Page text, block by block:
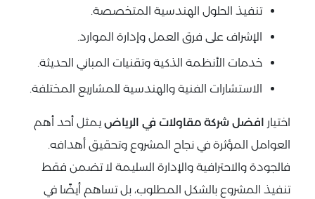
تنفيذ الحلول الهندسية المتخصصة.
الإشراف على فرق العمل وإدارة الموارد.
خدمات الأنظمة الذكية وتقنيات المباني الحديثة.
الاستشارات الفنية والهندسية للمشاريع المختلفة.
اختيار افضل شركة مقاولات في الرياض يمثل أحد أهم
العوامل المؤثرة في نجاح المشروع وتحقيق أهدافه.
فالجودة والاحترافية والإدارة السليمة لا تضمن فقط
تنفيذ المشروع بالشكل المطلوب، بل تساهم أيضًا في